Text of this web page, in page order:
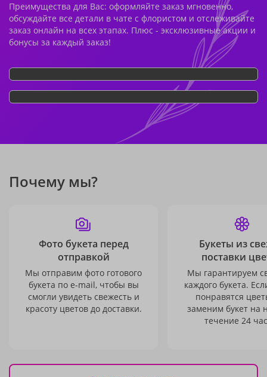
Преимущества для Вас: оформляйте заказ мгновенно,
обсуждайте все детали в чате с флористом и отслеживайте
заказ онлайн на всех этапах. Плюс - эксклюзивные акции и
бонусы за каждый заказ!
Почему мы?
Фото букета перед
отправкой
Мы отправим фото готового
букета по e-mail, чтобы вы
смогли увидеть свежесть и
красоту цветов до доставки.
Букеты из
поставки
Мы гарантируем
каждого букета.
понравятся
заменим букет на
течение 24